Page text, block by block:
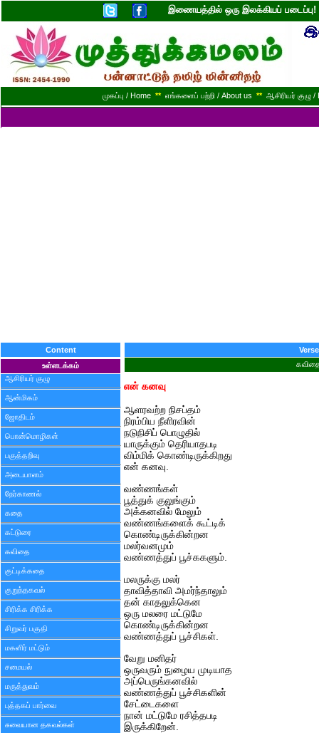
இணையத்தில் ஒரு இலக்கியப்
முகப்பு / Home ** எங்களைப் பற்றி / About us ** ஆசிரியர் குழு
Content
உள்ளடக்கம்
ஆசிரியர் குழு
ஆன்மிகம்
ஜோதிடம்
பொன்மொழிகள்
பகுத்தறிவு
அடையாளம்
நேர்காணல்
கதை
கட்டுரை
கவிதை
குட்டிக்கதை
குறுந்தகவல்
சிரிக்க சிரிக்க
சிறுவர் பகுதி
மகளிர் மட்டும்
சமையல்
மருத்துவம்
புத்தகப் பார்வை
சுவையான தகவல்கள்
Verse
என் கனவு
ஆளரவற்ற நிசப்தம்
நிரம்பிய நீளிரவின்
நடுநிசிப் பொழுதில்
யாருக்கும் தெரியாதபடி
விம்மிக் கொண்டிருக்கிறது
என் கனவு.
வண்ணங்கள்
பூத்துக் குலுங்கும்
அக்கனவில் மேலும்
வண்ணங்களைக் கூட்டிக்
கொண்டிருக்கின்றன
மலர்வனமும்
வண்ணத்துப் பூச்ககளும்.
மலருக்கு மலர்
தாவித்தாவி அமர்ந்தாலும்
தன் காதலுக்கென
ஒரு மலரை மட்டுமே
கொண்டிருக்கின்றன
வண்ணத்துப் பூச்சிகள்.
வேறு மனிதர்
ஒருவரும் நுழைய முடியாத
அப்பெருங்கனவில்
வண்ணத்துப் பூச்சிகளின்
சேட்டைகளை
நான் மட்டுமே ரசித்தபடி
இருக்கிறேன்.